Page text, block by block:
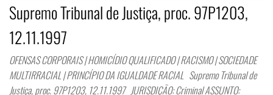
Supremo Tribunal de Justiça, proc. 97P1203,
12.11.1997
OFENSAS CORPORAIS | HOMICÍDIO QUALIFICADO | RACISMO | SOCIEDADE
MULTIRRACIAL | PRINCÍPIO DA IGUALDADE RACIAL Supremo Tribunal de
Justiça, proc. 97P1203, 12.11.1997 JURISDIÇÃO: Criminal ASSUNTO: